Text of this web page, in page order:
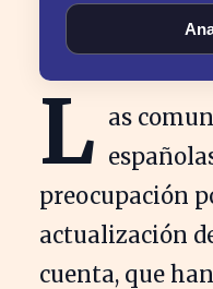
L as
preocupación
actualización
cuenta, que